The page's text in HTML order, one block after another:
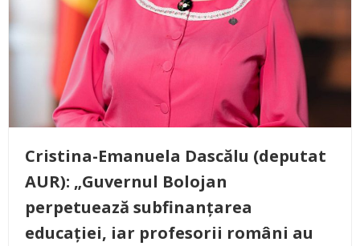
Cristina-Emanuela Dascălu (deputat
AUR): „Guvernul Bolojan
perpetuează subfinanțarea
educației, iar profesorii români au